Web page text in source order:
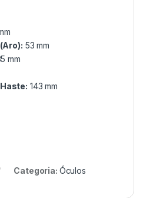
53 mm
mm
143 mm
Categoria: Óculos